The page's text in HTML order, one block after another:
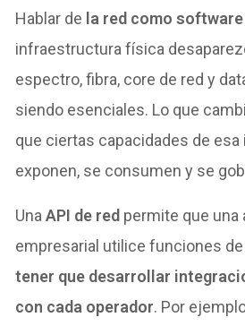
Hablar de la red como software
infraestructura física
espectro, fibra, core de red y
siendo esenciales. Lo que
que ciertas capacidades de
exponen, se consumen y se
UnaAPI de red permite que una
empresarial utilice funciones
tener que desarrollar
con cada operador. Por